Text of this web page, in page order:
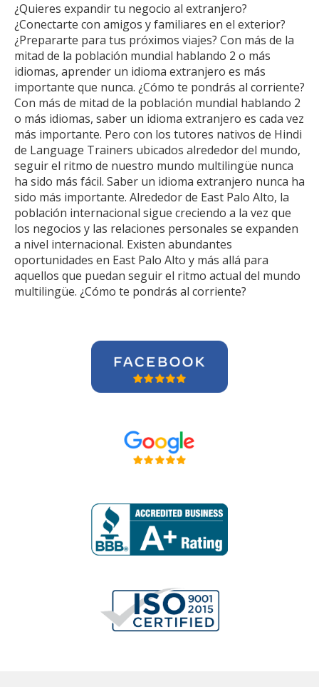
¿Quieres expandir tu negocio al extranjero?
¿Conectarte con amigos y familiares en el exterior?
¿Prepararte para tus próximos viajes? Con más de la
mitad de la población mundial hablando 2 o más
idiomas, aprender un idioma extranjero es más
importante que nunca. ¿Cómo te pondrás al corriente?
Con más de mitad de la población mundial hablando 2
o más idiomas, saber un idioma extranjero es cada vez
más importante. Pero con los tutores nativos de Hindi
de Language Trainers ubicados alrededor del mundo,
seguir el ritmo de nuestro mundo multilingüe nunca
ha sido más fácil. Saber un idioma extranjero nunca ha
sido más importante. Alrededor de East Palo Alto, la
población internacional sigue creciendo a la vez que
los negocios y las relaciones personales se expanden
a nivel internacional. Existen abundantes
oportunidades en East Palo Alto y más allá para
aquellos que puedan seguir el ritmo actual del mundo
multilingüe. ¿Cómo te pondrás al corriente?